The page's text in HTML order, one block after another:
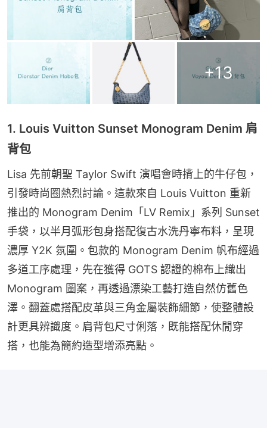
+13
1. Louis Vuitton Sunset Monogram Denim 肩
背包
Lisa 先前朝聖 Taylor Swift 演唱會時揹上的牛仔包，
引發時尚圈熱烈討論。這款來自 Louis Vuitton 重新
推出的 Monogram Denim「LV Remix」系列 Sunset
手袋，以半月弧形包身搭配復古水洗丹寧布料，呈現
濃厚 Y2K 氛圍。包款的 Monogram Denim 帆布經過
多道工序處理，先在獲得 GOTS 認證的棉布上織出
Monogram 圖案，再透過漂染工藝打造自然仿舊色
澤。翻蓋處搭配皮革與三角金屬裝飾細節，使整體設
計更具辨識度。肩背包尺寸俐落，既能搭配休閒穿
搭，也能為簡約造型增添亮點。